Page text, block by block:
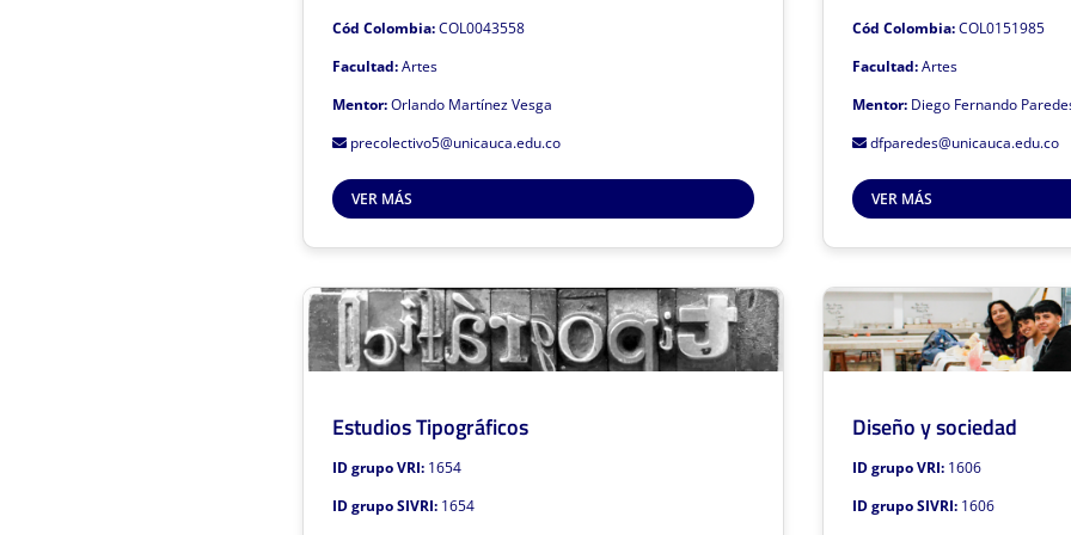
Cód Colombia:COL0043558
Facultad:Artes
Mentor:Orlando Martínez Vesga
precolectivo5@unicauca.edu.co
VER MÁS
de la Universidad del Cauca
Gruplac
Sivri
Cód Colombia:COL0151985
Facultad:Artes
Mentor:Diego Fernando
dfparedes@unicauca.edu.co
VER MÁS
Interacción y diseño de
Este grupo de investigación
Haz clic
Estudios Tipográficos
ID grupo VRI:1654
ID grupo SIVRI:1654
Diseño y sociedad
ID grupo VRI:1606
ID grupo SIVRI:1606